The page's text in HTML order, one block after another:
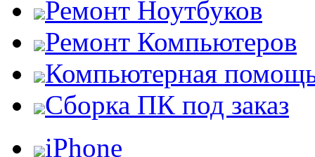
Ремонт Ноутбуков
Ремонт Компьютеров
Компьютерная
Сборка ПК под заказ
iPhone